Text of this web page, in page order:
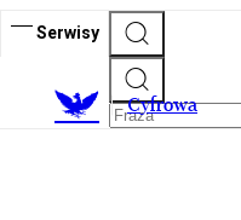
Serwisy
Cyfrowa